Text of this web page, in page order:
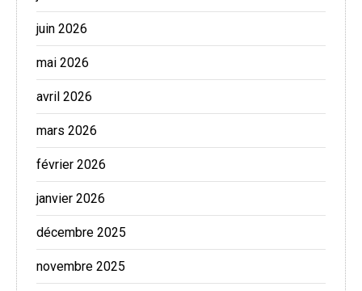
juin 2026
mai 2026
avril 2026
mars 2026
février 2026
janvier 2026
décembre 2025
novembre 2025